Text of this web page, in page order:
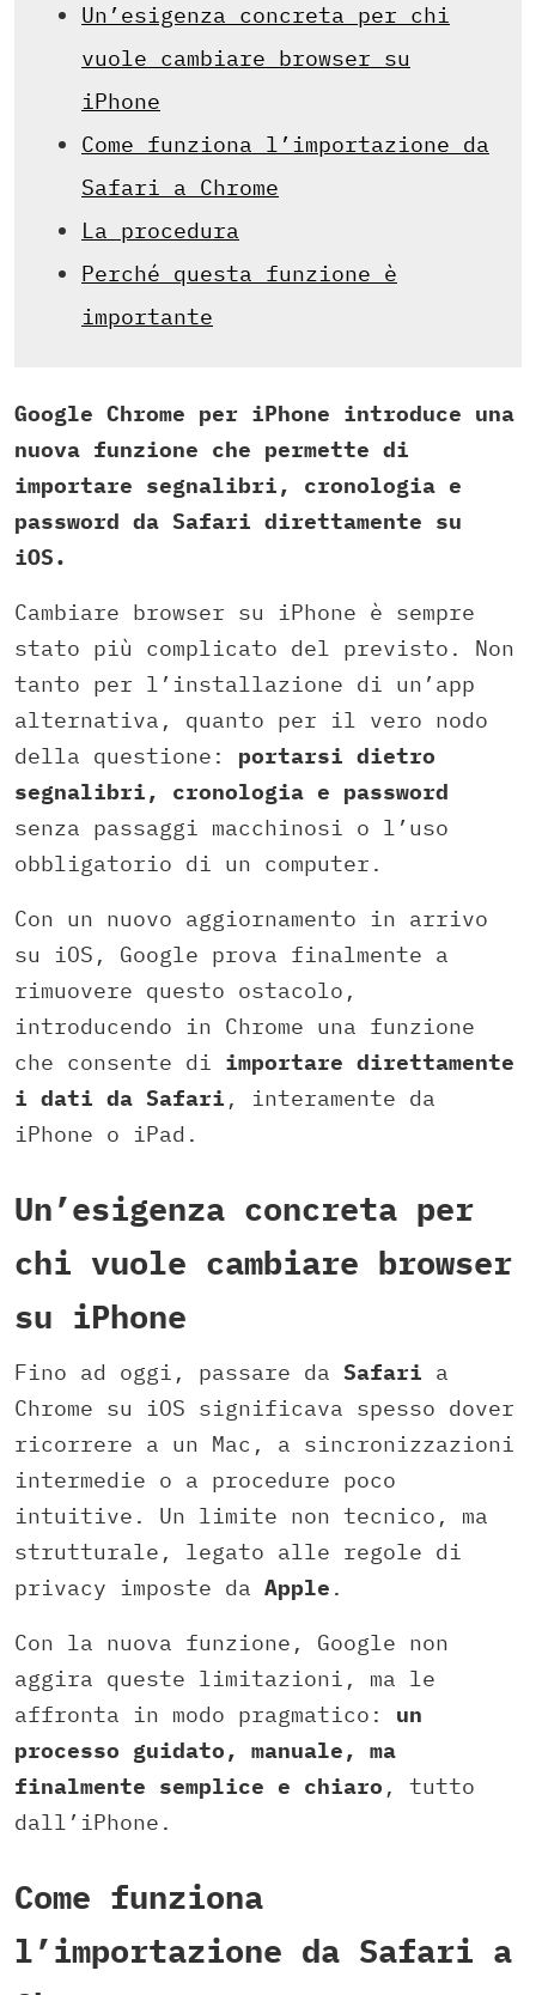
Un’esigenza concreta per chi
vuole cambiare browser su
iPhone
Come funziona l’importazione da
Safari a Chrome
La procedura
Perché questa funzione è
importante
Google Chrome per iPhone introduce una
nuova funzione che permette di
importare segnalibri, cronologia e
password da Safari direttamente su
iOS.
Cambiare browser su iPhone è sempre
stato più complicato del previsto. Non
tanto per l’installazione di un’app
alternativa, quanto per il vero nodo
della questione: portarsi dietro
segnalibri, cronologia e password
senza passaggi macchinosi o l’uso
obbligatorio di un computer.
Con un nuovo aggiornamento in arrivo
su iOS, Google prova finalmente a
rimuovere questo ostacolo,
introducendo in Chrome una funzione
che consente di importare direttamente
i dati da Safari , interamente da
iPhone o iPad.
Un’esigenza concreta per
chi vuole cambiare browser
su iPhone
Fino ad oggi, passare da Safari a
Chrome su iOS significava spesso dover
ricorrere a un Mac, a sincronizzazioni
intermedie o a procedure poco
intuitive. Un limite non tecnico, ma
strutturale, legato alle regole di
privacy imposte da Apple .
Con la nuova funzione, Google non
aggira queste limitazioni, ma le
affronta in modo pragmatico: un
processo guidato, manuale, ma
finalmente semplice e chiaro , tutto
dall’iPhone.
Come funziona
l’importazione da Safari a